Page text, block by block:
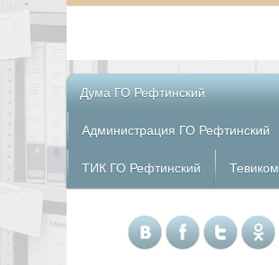
Дума ГО Рефтинский
Администрация ГО Рефтинский
ТИК ГО Рефтинский Тевиком